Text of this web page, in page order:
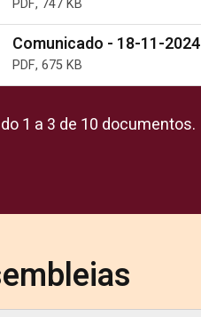
PDF, 747 KB
Comunicado - 18-11-2024
PDF, 675 KB
1 a 3 de 10 documentos.